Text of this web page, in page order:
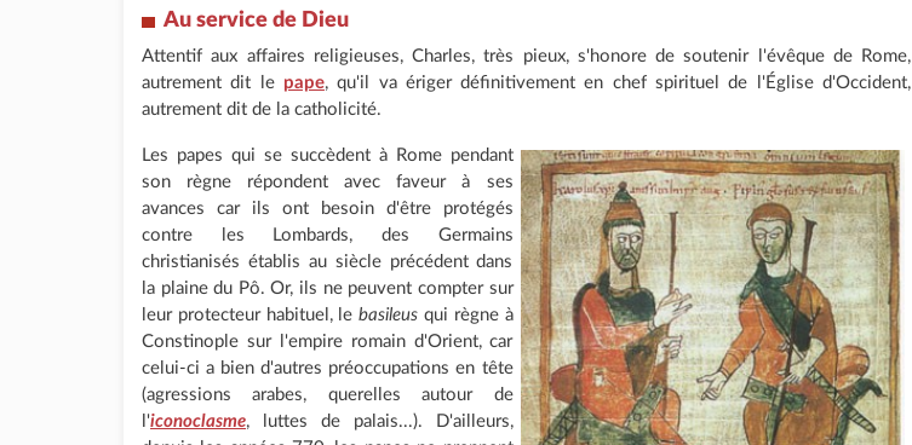
Au service de Dieu
Attentif aux affaires religieuses, Charles, très pieux, s'honore de soutenir l'évêque de Rome,
autrement dit le pape, qu'il va ériger définitivement en chef spirituel de l'Église d'Occident,
autrement dit de la catholicité.
Les papes qui se succèdent à Rome pendant
son règne répondent avec faveur à ses
avances car ils ont besoin d'être protégés
contre les Lombards, des Germains
christianisés établis au siècle précédent dans
la plaine du Pô. Or, ils ne peuvent compter sur
leur protecteur habituel, lebasileus qui règne à
Constinople sur l'empire romain d'Orient, car
celui-ci a bien d'autres préoccupations en tête
(agressions arabes, querelles autour de
l'iconoclasme, luttes de palais...). D'ailleurs,